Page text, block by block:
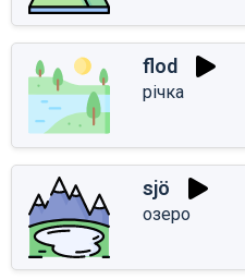
flod
річка
sjö
озеро